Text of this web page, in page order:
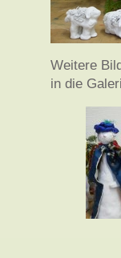
Weitere
in die